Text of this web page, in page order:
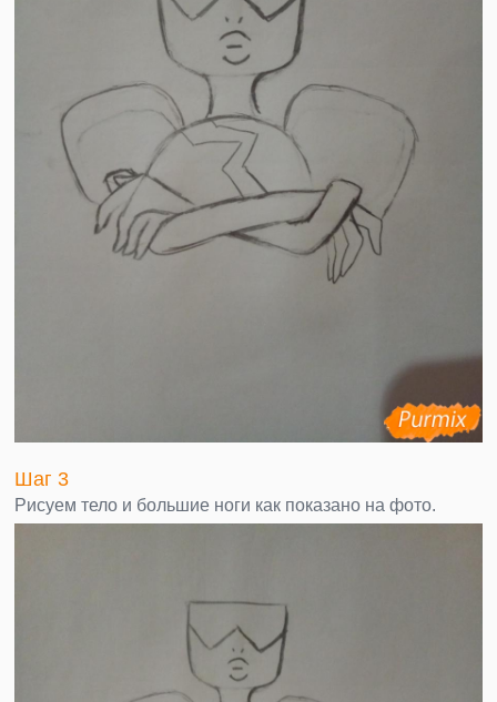
Шаг 3
Рисуем тело и большие ноги как показано на фото.